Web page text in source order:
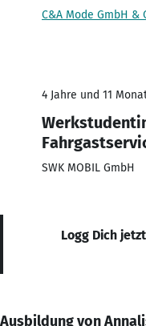
C&A Mode GmbH &
4 Jahre und 11
SWK MOBIL GmbH
Logg Dich
Ausbildung von